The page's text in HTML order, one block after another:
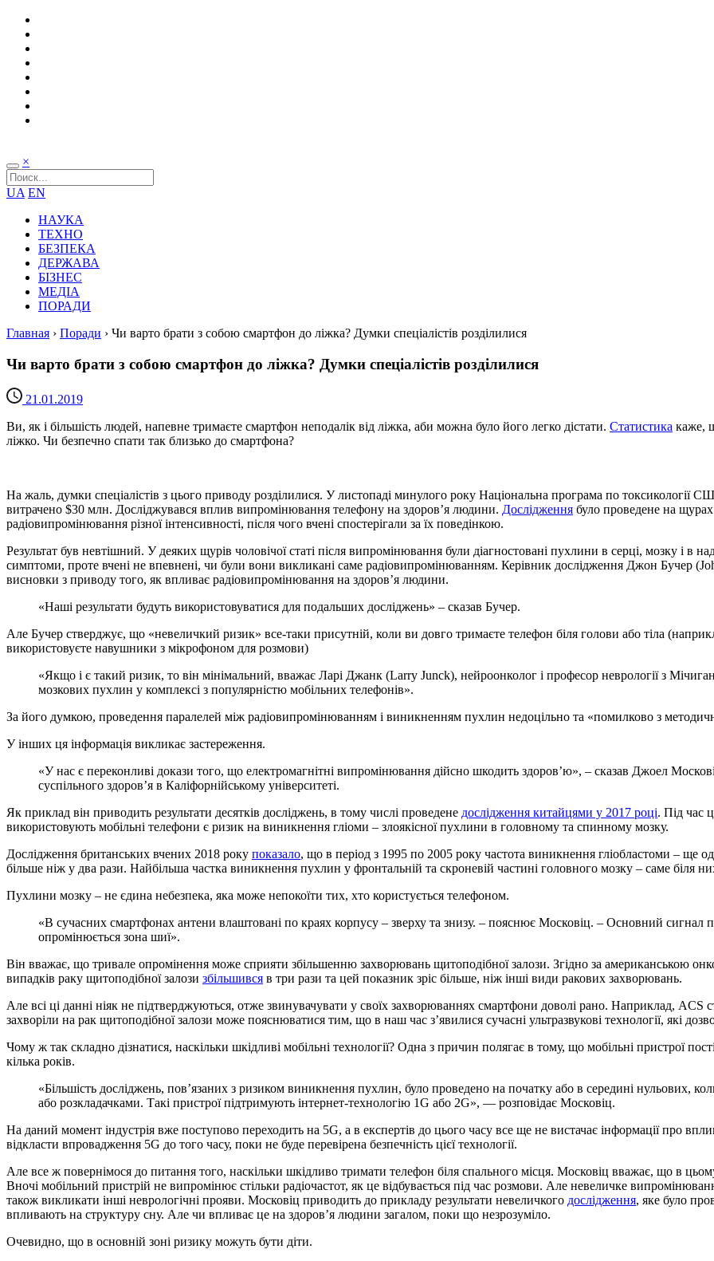
×
UA EN
НАУКА
ТЕХНО
БЕЗПЕКА
ДЕРЖАВА
БІЗНЕС
МЕДІА
ПОРАДИ
Главная › Поради › Чи варто брати з собою смартфон до ліжка? Думки спеціалістів розділилися
Чи варто брати з собою смартфон до ліжка? Думки спеціалістів розділилися
21.01.2019
Ви, як і більшість людей, напевне тримаєте смартфон неподалік від ліжка, аби можна було його легко дістати. Статистика каже,
ліжко. Чи безпечно спати так близько до смартфона?
На жаль, думки спеціалістів з цього приводу розділилися. У листопаді минулого року Національна програма по токсикології
витрачено $30 млн. Досліджувався вплив випромінювання телефону на здоров’я людини. Дослідження було проведене на
радіовипромінювання різної інтенсивності, після чого вчені спостерігали за їх поведінкою.
Результат був невтішний. У деяких щурів чоловічої статі після випромінювання були діагностовані пухлини в серці, мозку і в
симптоми, проте вчені не впевнені, чи були вони викликані саме радіовипромінюванням. Керівник дослідження Джон Бучер
висновки з приводу того, як впливає радіовипромінювання на здоров’я людини.
«Наші результати будуть використовуватися для подальших досліджень» – сказав Бучер.
Але Бучер стверджує, що «невеличкий ризик» все-таки присутній, коли ви довго тримаєте телефон біля голови або тіла
використовуєте навушники з мікрофоном для розмови)
«Якщо і є такий ризик, то він мінімальний, вважає Ларі Джанк (Larry Junck), нейроонколог і професор неврології з
мозкових пухлин у комплексі з популярністю мобільних телефонів».
За його думкою, проведення паралелей між радіовипромінюванням і виникненням пухлин недоцільно та «помилково з
У інших ця інформація викликає застереження.
«У нас є переконливі докази того, що електромагнітні випромінювання дійсно шкодить здоров’ю», – сказав Джоел
суспільного здоров’я в Каліфорнійському університеті.
Як приклад він приводить результати десятків досліджень, в тому числі проведене дослідження китайцями у 2017 році. Під час
використовують мобільні телефони є ризик на виникнення гліоми – злоякісної пухлини в головному та спинному мозку.
Дослідження британських вчених 2018 року показало, що в період з 1995 по 2005 року частота виникнення гліобластоми – ще
більше ніж у два рази. Найбільша частка виникнення пухлин у фронтальній та скроневій частині головного мозку – саме біля
Пухлини мозку – не єдина небезпека, яка може непокоїти тих, хто користується телефоном.
«В сучасних смартфонах антени влаштовані по краях корпусу – зверху та знизу. – пояснює Московіц. – Основний сигнал
опромінюється зона шиї».
Він вважає, що тривале опромінення може сприяти збільшенню захворювань щитоподібної залози. Згідно за американською
випадків раку щитоподібної залози збільшився в три рази та цей показник зріс більше, ніж інші види ракових захворювань.
Але всі ці данні ніяк не підтверджуються, отже звинувачувати у своїх захворюваннях смартфони доволі рано. Наприклад,
захворіли на рак щитоподібної залози може пояснюватися тим, що в наш час з’явилися сучасні ультразвукові технології, які
Чому ж так складно дізнатися, наскільки шкідливі мобільні технології? Одна з причин полягає в тому, що мобільні пристрої
кілька років.
«Більшість досліджень, пов’язаних з ризиком виникнення пухлин, було проведено на початку або в середині нульових,
або розкладачками. Такі пристрої підтримують інтернет-технологію 1G або 2G», — розповідає Московіц.
На даний момент індустрія вже поступово переходить на 5G, а в експертів до цього часу все ще не вистачає інформації про
відкласти впровадження 5G до того часу, поки не буде перевірена безпечність цієї технології.
Але все ж повернімося до питання того, наскільки шкідливо тримати телефон біля спального місця. Московіц вважає, що в
Вночі мобільний пристрій не випромінює стільки радіочастот, як це відбувається під час розмови. Але невеличке
також викликати інші неврологічні прояви. Московіц приводить до прикладу результати невеличкого дослідження, яке було
впливають на структуру сну. Але чи впливає це на здоров’я людини загалом, поки що незрозуміло.
Очевидно, що в основній зоні ризику можуть бути діти.